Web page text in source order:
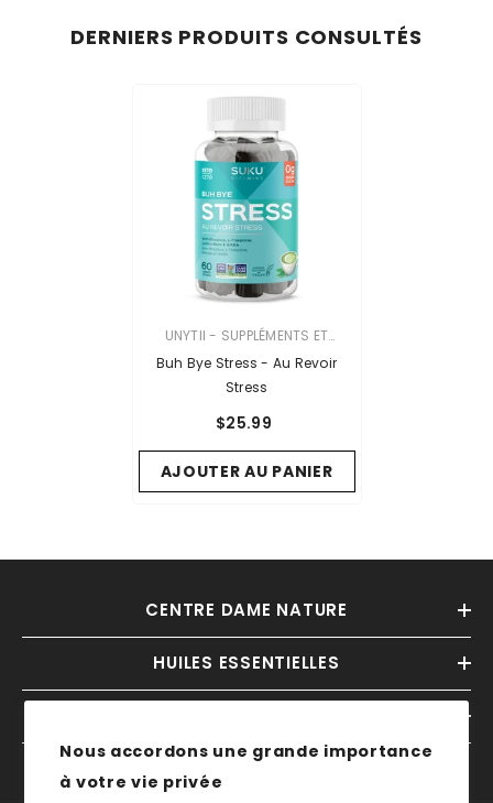
Nous accordons une grande importance
à votre vie privée
DERNIERS PRODUITS CONSULTÉS
VENDOR:
UNYTII - SUPPLÉMENTS ET
PRODUITS NATURELS
Buh Bye Stress - Au Revoir
Stress
$25.99
AJOUTER AU PANIER
CENTRE DAME NATURE
HUILES ESSENTIELLES